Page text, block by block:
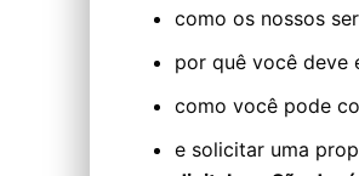
como os nossos
por quê você deve
como você pode
e solicitar uma